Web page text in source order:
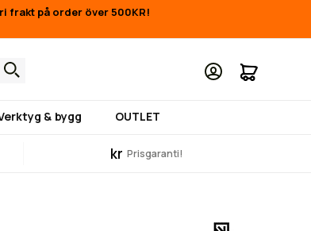
frakt på order över 500KR!
Min
& bygg OUTLET
kr Prisgaranti!